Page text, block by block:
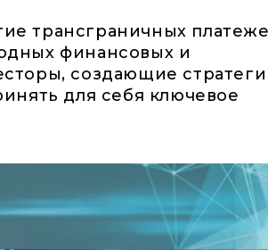
трансграничных
финансовых и
создающие
для себя ключевое